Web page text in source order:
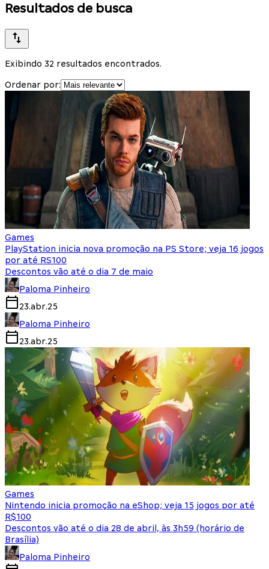
Resultados de busca
Exibindo 32 resultados encontrados.
Ordenar por:
Games
PlayStation inicia nova promoção na PS Store; veja 16 jogos
por até RS100
Descontos vão até o dia 7 de maio
Paloma Pinheiro
23.abr.25
Paloma Pinheiro
23.abr.25
Games
Nintendo inicia promoção na eShop; veja 15 jogos por até
R$100
Descontos vão até o dia 28 de abril, às 3h59 (horário de
Brasília)
Paloma Pinheiro